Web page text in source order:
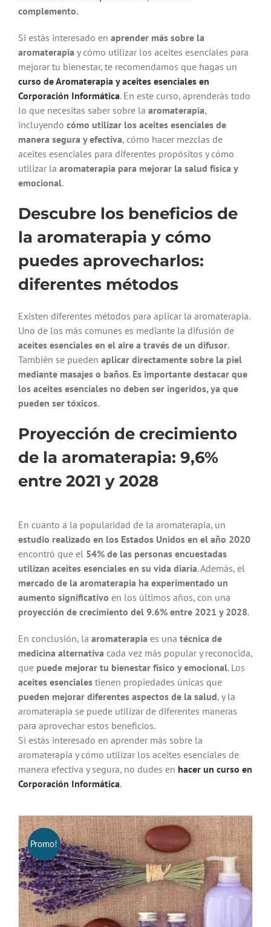
complemento.
Si estás interesado en aprender más sobre la
aromaterapia y cómo utilizar los aceites esenciales para
mejorar tu bienestar, te recomendamos que hagas un
curso de Aromaterapia y aceites esenciales en
Corporación Informática. En este curso, aprenderás todo
lo que necesitas saber sobre la aromaterapia,
incluyendo cómo utilizar los aceites esenciales de
manera segura y efectiva, cómo hacer mezclas de
aceites esenciales para diferentes propósitos y cómo
utilizar la aromaterapia para mejorar la salud física y
emocional.
Descubre los beneficios de
la aromaterapia y cómo
puedes aprovecharlos:
diferentes métodos
Existen diferentes métodos para aplicar la aromaterapia.
Uno de los más comunes es mediante la difusión de
aceites esenciales en el aire a través de un difusor.
También se pueden aplicar directamente sobre la piel
mediante masajes o baños. Es importante destacar que
los aceites esenciales no deben ser ingeridos, ya que
pueden ser tóxicos.
Proyección de crecimiento
de la aromaterapia: 9,6%
entre 2021 y 2028
En cuanto a la popularidad de la aromaterapia, un
estudio realizado en los Estados Unidos en el año 2020
encontró que el 54% de las personas encuestadas
utilizan aceites esenciales en su vida diaria. Además, el
mercado de la aromaterapia ha experimentado un
aumento significativo en los últimos años, con una
proyección de crecimiento del 9.6% entre 2021 y 2028.
En conclusión, la aromaterapia es una técnica de
medicina alternativa cada vez más popular y reconocida,
que puede mejorar tu bienestar físico y emocional. Los
aceites esencialestienen propiedades únicas que
pueden mejorar diferentes aspectos de la salud, y la
aromaterapia se puede utilizar de diferentes maneras
para aprovechar estos beneficios.
Si estás interesado en aprender más sobre la
aromaterapia y cómo utilizar los aceites esenciales de
manera efectiva y segura, no dudes en hacer un curso en
Corporación Informática.
Promo!